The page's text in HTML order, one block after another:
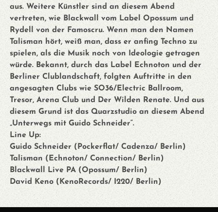
aus. Weitere Künstler sind an diesem Abend
vertreten, wie Blackwall vom Label Opossum und
Rydell von der Famoscru. Wenn man den Namen
Talisman hört, weiß man, dass er anfing Techno zu
spielen, als die Musik noch von Ideologie getragen
würde. Bekannt, durch das Label Echnoton und der
Berliner Clublandschaft, folgten Auftritte in den
angesagten Clubs wie SO36/Electric Ballroom,
Tresor, Arena Club und Der Wilden Renate. Und aus
diesem Grund ist das Quarzstudio an diesem Abend
„Unterwegs mit Guido Schneider“.
Line Up:
Guido Schneider (Pockerflat/ Cadenza/ Berlin)
Talisman (Echnoton/ Connection/ Berlin)
Blackwall Live PA (Opossum/ Berlin)
David Keno (KenoRecords/ I220/ Berlin)